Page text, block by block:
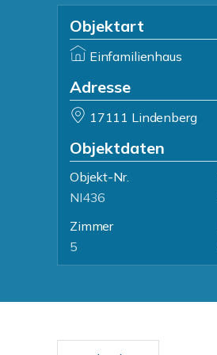
Objektart
Einfamilienhaus
Adresse
17111 Lindenberg
Objektdaten
Objekt-Nr.
NI436
Zimmer
5